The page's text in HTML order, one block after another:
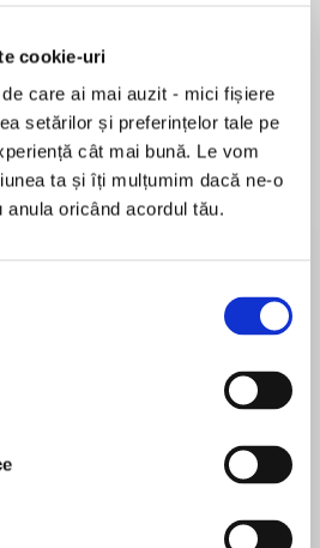
cookie-uri
care ai mai auzit - mici fișiere
setărilor și preferințelor tale pe
cât mai bună. Le vom
ta și îți mulțumim dacă ne-o
oricând acordul tău.
se îmbracă de
la...
Lauren Weisberger
Migdală
doar monștrii din umbre